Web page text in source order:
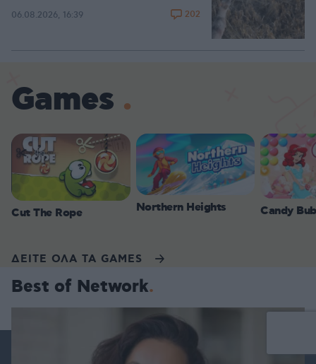
06.08.2026, 16:39 202
Games
Cut The Rope Northern Heights Candy
ΔΕΙΤΕ ΟΛΑ ΤΑ GAMES
Best of Network